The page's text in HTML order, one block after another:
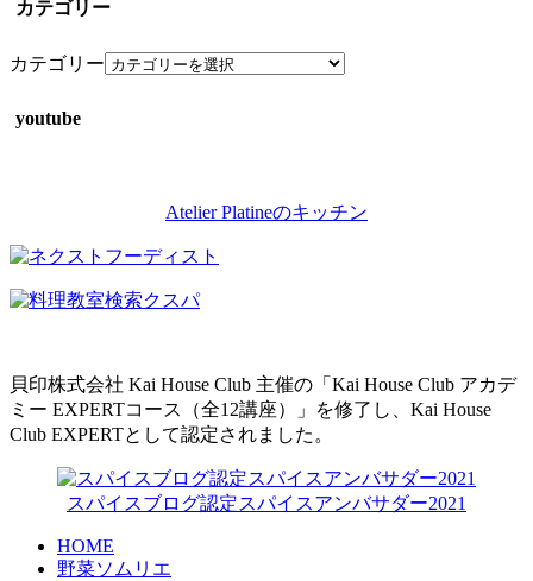
カテゴリー
カテゴリー
youtube
Atelier Platineのキッチン
貝印株式会社 Kai House Club 主催の「Kai House Club アカデ
ミー EXPERTコース（全12講座）」を修了し、Kai House
Club EXPERTとして認定されました。
スパイスブログ認定スパイスアンバサダー2021
HOME
野菜ソムリエ